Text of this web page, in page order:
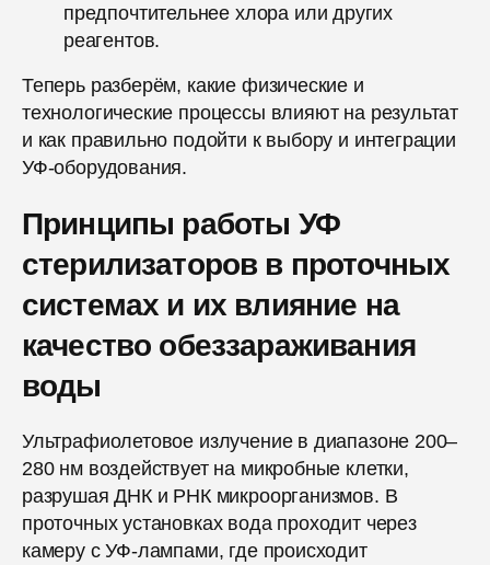
предпочтительнее хлора или других
реагентов.
Теперь разберём, какие физические и
технологические процессы влияют на результат
и как правильно подойти к выбору и интеграции
УФ-оборудования.
Принципы работы УФ
стерилизаторов в проточных
системах и их влияние на
качество обеззараживания
воды
Ультрафиолетовое излучение в диапазоне 200–
280 нм воздействует на микробные клетки,
разрушая ДНК и РНК микроорганизмов. В
проточных установках вода проходит через
камеру с УФ-лампами, где происходит